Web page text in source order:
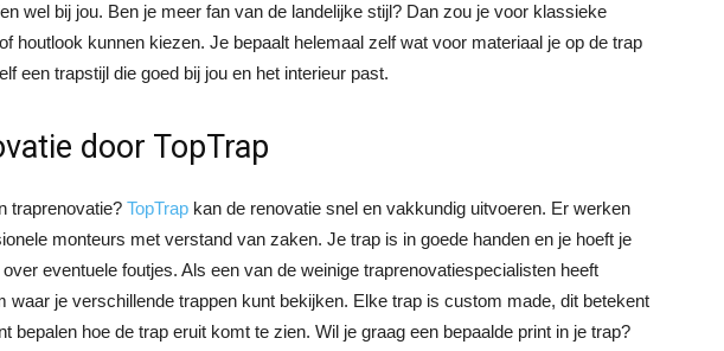
wel bij jou. Ben je meer fan van de landelijke stijl? Dan zou je voor klassieke
houtlook kunnen kiezen. Je bepaalt helemaal zelf wat voor materiaal je op de trap
een trapstijl die goed bij jou en het interieur past.
door TopTrap
traprenovatie? TopTrap kan de renovatie snel en vakkundig uitvoeren. Er werken
monteurs met verstand van zaken. Je trap is in goede handen en je hoeft je
eventuele foutjes. Als een van de weinige traprenovatiespecialisten heeft
waar je verschillende trappen kunt bekijken. Elke trap is custom made, dit betekent
bepalen hoe de trap eruit komt te zien. Wil je graag een bepaalde print in je trap?